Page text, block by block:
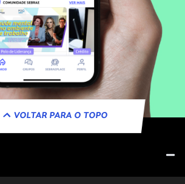
VOLTAR PARA O TOPO